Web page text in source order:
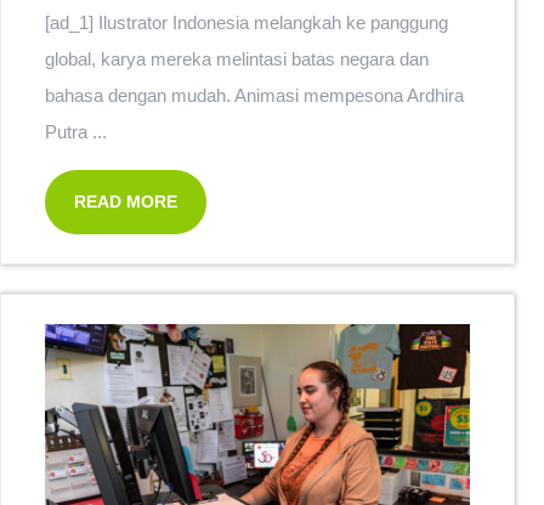
[ad_1] Ilustrator Indonesia melangkah ke panggung
global, karya mereka melintasi batas negara dan
bahasa dengan mudah. Animasi mempesona Ardhira
Putra ...
READ MORE